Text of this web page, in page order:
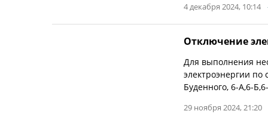
4 декабря 2024, 10:14
Отключение
Для выполнения
электроэнергии
Буденного, 6-А,6-
29 ноября 2024, 21:20